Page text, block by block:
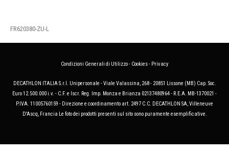
FR620380-ZU-L
Condizioni Generali di Utilizzo- Cookies- Privacy
DECATHLON ITALIA S.r.l. Unipersonale - Viale Valassina, 268 - 20851 Lissone (MB) Cap. Soc.
Euro 12.500.000 i.v. - C.F. e Iscr. Reg. Imp. Monza e Brianza 02137480964 - R.E.A. MB-1370021 -
P.IVA. 11005760159 - Direzione e coordinamento art. 2497 C.C. DECATHLON SA, Villeneuve
D'Ascq, Francia Le foto dei prodotti presenti sul sito sono puramente esemplificative.